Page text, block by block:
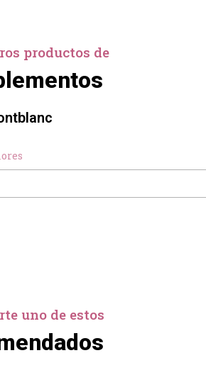
productos de
uno de estos